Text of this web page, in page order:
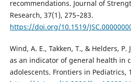
recommendations. Journal of
Research, 37(1), 275–283.
https://doi.org/10.1519/
Wind, A. E., Takken, T., & Helders,
as an indicator of general health in
adolescents. Frontiers in Pediatrics,